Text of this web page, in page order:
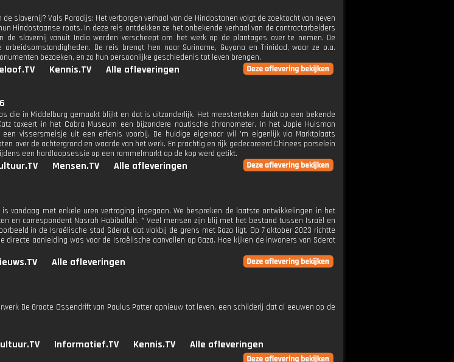
slavernij? Vals Paradijs: Het verborgen verhaal van de Hindostanen volgt de zoektocht van neven
Hindostaanse roots. In deze reis ontdekken ze het onbekende verhaal van de contractarbeiders
de slavernij vanuit India werden verscheept om het werk op de plantages over te nemen. De
arbeidsomstandigheden. De reis brengt hen naar Suriname, Guyana en Trinidad, waar ze o.a.
bezoeken, en zo hun persoonlijke geschiedenis tot leven brengen.
Kennis.TV Alle afleveringen
die in Middelburg gemaakt blijkt en dat is uitzonderlijk. Het meesterteken duidt op een bekende
taxeert in het Cobra Museum een bijzondere nautische chronometer. In het Jopie Huisman
vissersmeisje uit een erfenis voorbij. De huidige eigenaar wil 'm eigenlijk via Marktplaats
over de achtergrond en waarde van het werk. En prachtig en rijk gedecoreerd Chinees porselein
een hardloopsessie op een rommelmarkt op de kop werd getikt.
Mensen.TV Alle afleveringen
vandaag met enkele uren vertraging ingegaan. We bespreken de laatste ontwikkelingen in het
en correspondent Nasrah Habiballah. * Veel mensen zijn blij met het bestand tussen Israël en
in de Israëlische stad Sderot, dat vlakbij de grens met Gaza ligt. Op 7 oktober 2023 richtte
directe aanleiding was voor de Israëlische aanvallen op Gaza. Hoe kijken de inwoners van Sderot
Alle afleveringen
De Groote Ossendrift van Paulus Potter opnieuw tot leven, een schilderij dat al eeuwen op de
Informatief.TV Kennis.TV Alle afleveringen